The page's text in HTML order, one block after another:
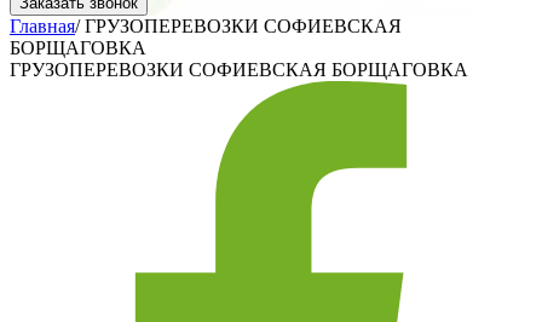
Главная/ ГРУЗОПЕРЕВОЗКИ СОФИЕВСКАЯ
БОРЩАГОВКА
ГРУЗОПЕРЕВОЗКИ СОФИЕВСКАЯ БОРЩАГОВКА